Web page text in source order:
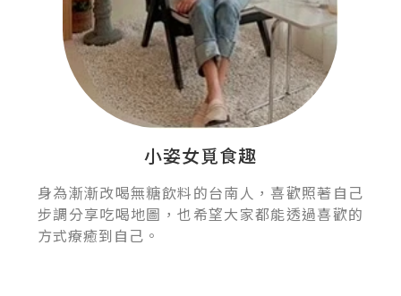
小姿女覓食趣
身為漸漸改喝無糖飲料的台南人，喜歡照著自己
步調分享吃喝地圖，也希望大家都能透過喜歡的
方式療癒到自己。